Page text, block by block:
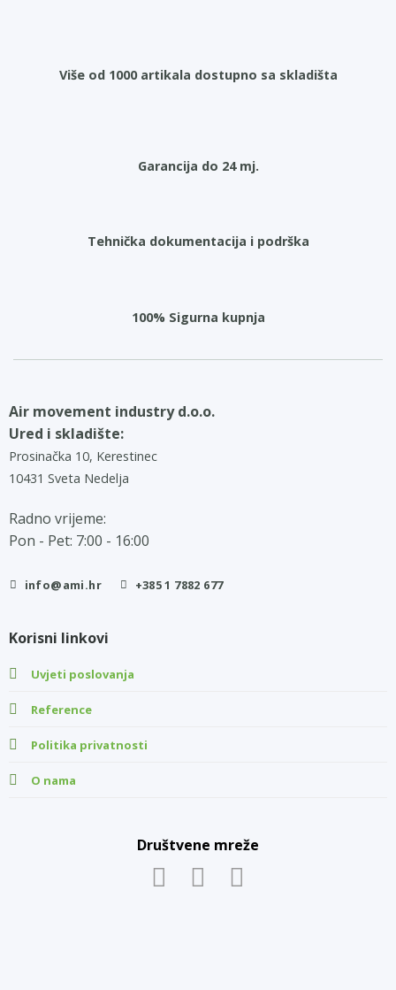
Više od 1000 artikala dostupno sa skladišta
Garancija do 24 mj.
Tehnička dokumentacija i podrška
100% Sigurna kupnja
Air movement industry d.o.o.
Ured i skladište:
Prosinačka 10, Kerestinec
10431 Sveta Nedelja
Radno vrijeme:
Pon - Pet: 7:00 - 16:00
info@ami.hr +385 1 7882 677
Korisni linkovi
Uvjeti poslovanja
Reference
Politika privatnosti
O nama
Društvene mreže